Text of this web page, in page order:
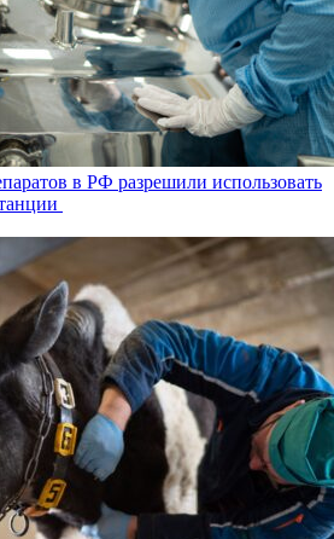
в РФ разрешили использовать